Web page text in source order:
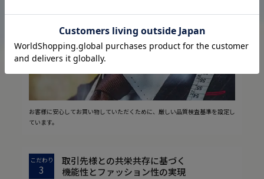
お客様に安心してお買い物していただくために、厳しい品質検査基準を設定し
ています。
こだわり
3
取引先様との共栄共存に基づく
機能性とファッション性の実現